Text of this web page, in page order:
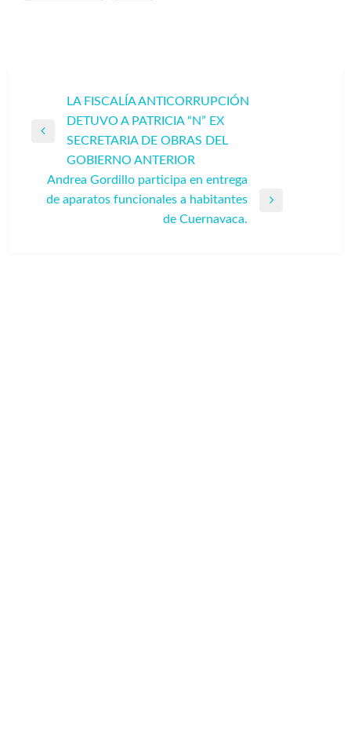
Navegación
de
entradas
Entrada
anterior
LA FISCALÍA ANTICORRUPCIÓN
DETUVO A PATRICIA “N” EX
SECRETARIA DE OBRAS DEL
GOBIERNO ANTERIOR
Entrada
Andrea Gordillo participa en entrega
de aparatos funcionales a habitantes
de Cuernavaca.